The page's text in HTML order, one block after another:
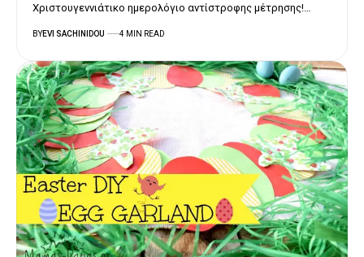
Χριστουγεννιάτικο ημερολόγιο αντίστροφης μέτρησης!…
BYEVI SACHINIDOU 4 MIN READ